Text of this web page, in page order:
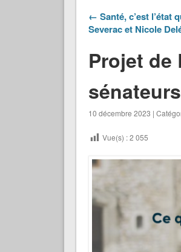
← Santé, c’est l’état
Severac et Nicole
Projet de
sénateurs
10 décembre 2023 |
Vue(s) :2 055